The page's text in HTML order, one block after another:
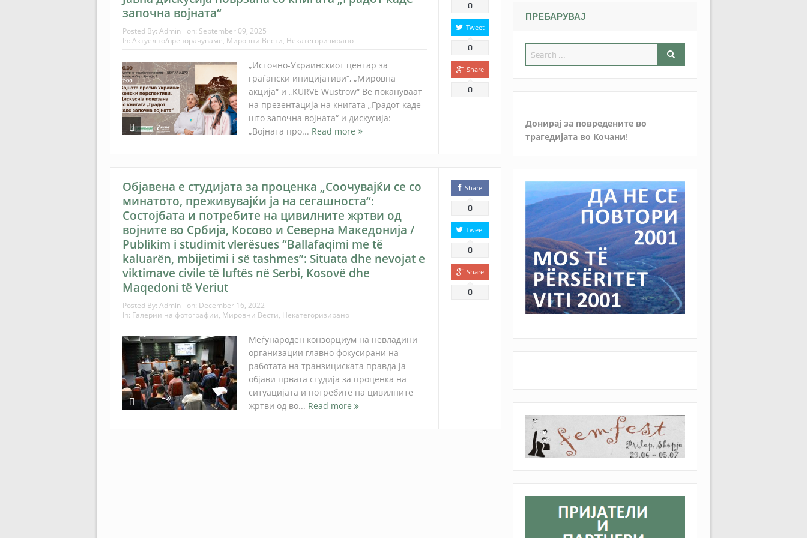
започна војната“
Posted By: Admin on: September 09, 2025
In: Актуелно/препорачуваме, Мировни Вести, Некатегоризирано
„Источно-Украинскиот центар за
граѓански иницијативи“, „Мировна
акција“ и „KURVE Wustrow“ Ве покануваат
на презентација на книгата „Градот каде
што започна војната“ и дискусија:
„Војната про... Read more
0
Tweet
0
Share
0
Објавена е студијата за проценка „Соочувајќи се со
минатото, преживувајќи ја на сегашноста“:
Состојбата и потребите на цивилните жртви од
војните во Србија, Косово и Северна Македонија /
Publikim i studimit vlerësues “Ballafaqimi me të
kaluarën, mbijetimi i së tashmes”: Situata dhe nevojat e
viktimave civile të luftës në Serbi, Kosovë dhe
Maqedoni të Veriut
Posted By: Admin on: December 16, 2022
In: Галерии на фотографии, Мировни Вести, Некатегоризирано
Меѓународен конзорциум на невладини
организации главно фокусирани на
работата на транзициската правда ја
објави првата студија за проценка на
ситуацијата и потребите на цивилните
жртви од во... Read more
Share
0
Tweet
0
Share
0
ПРЕБАРУВАЈ
Донирај за повредените во
трагедијата во Кочани!